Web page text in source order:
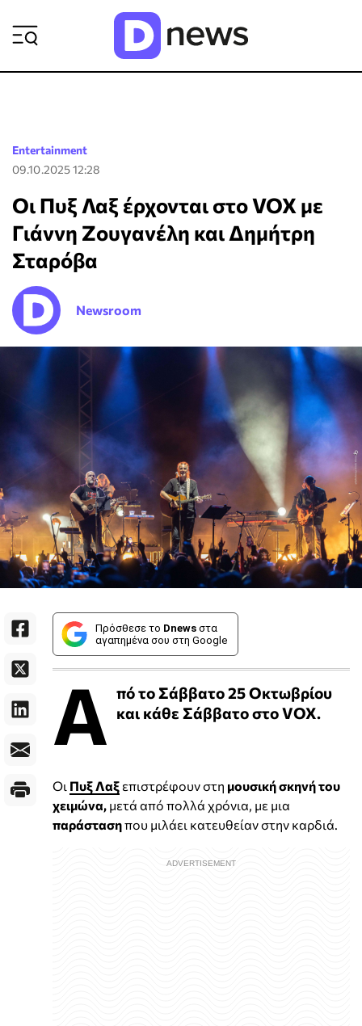
Entertainment
09.10.2025 12:28
Oι Πυξ Λαξ έρχονται στο VOX με
Γιάννη Ζουγανέλη και Δημήτρη
Σταρόβα
Newsroom
Πρόσθεσε το Dnews στα
αγαπημένα σου στη Google
Α πό το Σάββατο 25 Οκτωβρίου
και κάθε Σάββατο στο VOX.
Οι Πυξ Λαξ επιστρέφουν στη μουσική σκηνή του
χειμώνα, μετά από πολλά χρόνια, με μια
παράστασηπου μιλάει κατευθείαν στην καρδιά.